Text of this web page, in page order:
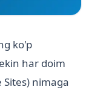
ko'p
har doim
nimaga